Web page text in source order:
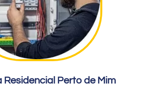
Residencial Perto de Mim